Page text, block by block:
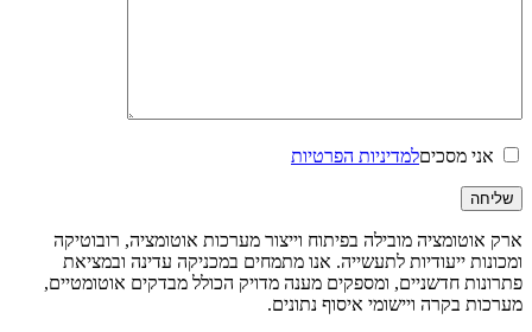
אני מסכיםלמדיניות הפרטיות
ארק אוטומציה מובילה בפיתוח וייצור מערכות אוטומציה, רובוטיקה
ומכונות ייעודיות לתעשייה. אנו מתמחים במכניקה עדינה ובמציאת
פתרונות חדשניים, ומספקים מענה מדויק הכולל מבדקים אוטומטיים,
מערכות בקרה ויישומי איסוף נתונים.